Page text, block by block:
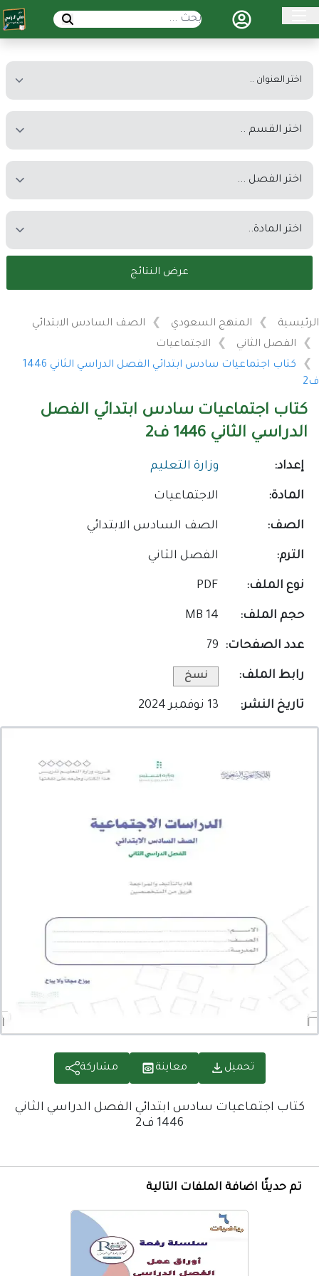
عرض النتائج
الرئيسية المنهج السعودي
الصف السادس الابتدائي
الفصل الثاني
الاجتماعيات
كتاب اجتماعيات سادس ابتدائي الفصل الدراسي الثاني 1446
ف2
كتاب اجتماعيات سادس ابتدائي الفصل
الدراسي الثاني 1446 ف2
إعداد: وزارة التعليم
المادة: الاجتماعيات
الصف: الصف السادس الابتدائي
الترم: الفصل الثاني
نوع الملف: PDF
حجم الملف: 14 MB
عدد الصفحات: 79
رابط الملف: نسخ
تاريخ النشر: 13 نوفمبر 2024
تحميل معاينة مشاركة
كتاب اجتماعيات سادس ابتدائي الفصل الدراسي الثاني
1446 ف2
تم حديثًا اضافة الملفات التالية